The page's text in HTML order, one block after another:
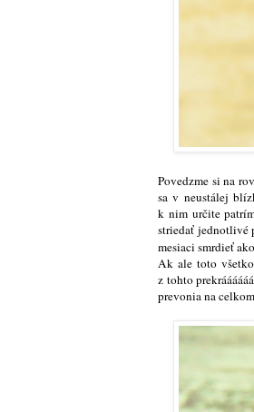
Povedzme si na
sa v neustálej
k nim určite
striedať jednotlivé
mesiaci smrdieť
Ak ale toto
z tohto
prevonia na